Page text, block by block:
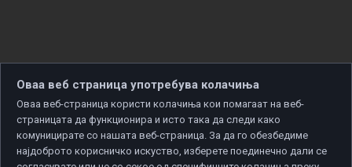
Оваа веб страница употребува колачиња
Оваа веб-страница користи колачиња кои помагаат на веб-
страницата да функционира и исто така да следи како
комуницирате со нашата веб-страница. За да го обезбедиме
најдоброто корисничко искуство, изберете поединечно дали се